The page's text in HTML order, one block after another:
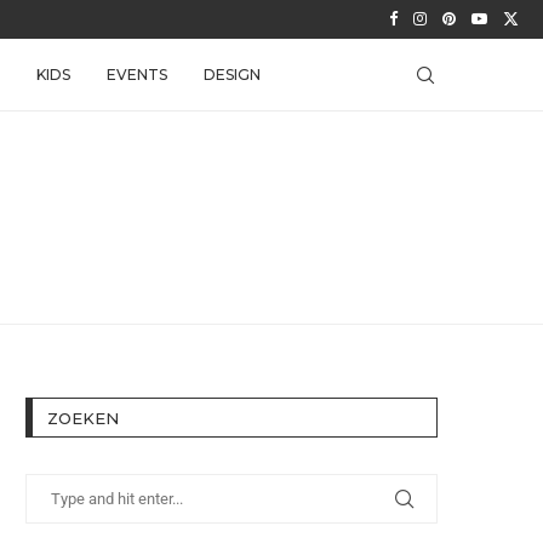
KIDS EVENTS DESIGN
ZOEKEN